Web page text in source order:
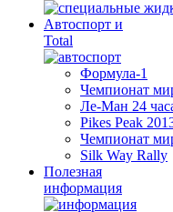
Автоспорт и
Total
Формула-1
Чемпионат
Ле-Ман 24
Pikes Peak
Чемпионат
Silk Way Rally
Полезная
информация